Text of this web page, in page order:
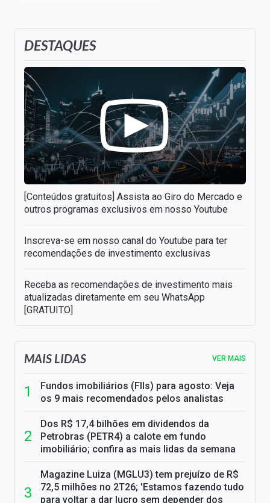
DESTAQUES
[Conteúdos gratuitos] Assista ao Giro do Mercado e
outros programas exclusivos em nosso Youtube
Inscreva-se em nosso canal do Youtube para ter
recomendações de investimento exclusivas
Receba as recomendações de investimento mais
atualizadas diretamente em seu WhatsApp
[GRATUITO]
MAIS LIDAS VER MAIS
Fundos imobiliários (FIIs) para agosto: Veja
os 9 mais recomendados pelos analistas
Dos R$ 17,4 bilhões em dividendos da
Petrobras (PETR4) a calote em fundo
imobiliário; confira as mais lidas da semana
Magazine Luiza (MGLU3) tem prejuízo de R$
72,5 milhões no 2T26; 'Estamos fazendo tudo
para voltar a dar lucro sem depender dos